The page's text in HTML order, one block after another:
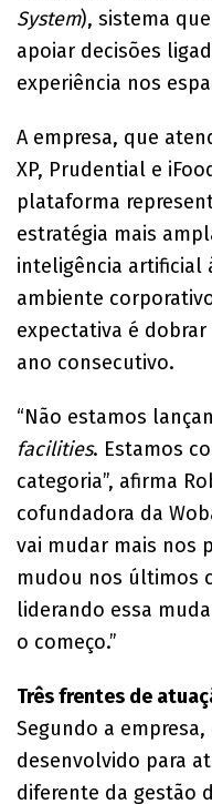
System), sistema
apoiar decisões
experiência nos
A empresa, que
XP, Prudential e
plataforma
estratégia mais
inteligência artificial
ambiente
expectativa é
ano consecutivo.
“Não estamos
facilities. Estamos
categoria”, afirma
cofundadora da
vai mudar mais nos
mudou nos últimos
liderando essa
o começo.”
Três frentes de
Segundo a
desenvolvido para
diferente da gestão